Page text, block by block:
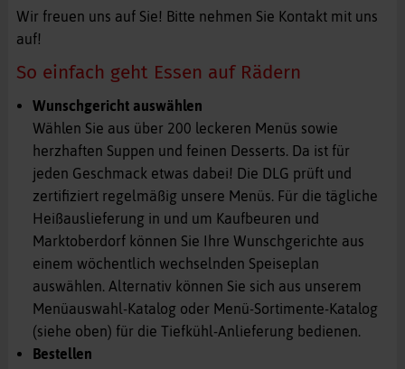
Wir freuen uns auf Sie! Bitte nehmen Sie Kontakt mit uns
auf!
So einfach geht Essen auf Rädern
Wunschgericht auswählen
Wählen Sie aus über 200 leckeren Menüs sowie
herzhaften Suppen und feinen Desserts. Da ist für
jeden Geschmack etwas dabei! Die DLG prüft und
zertifiziert regelmäßig unsere Menüs. Für die tägliche
Heißauslieferung in und um Kaufbeuren und
Marktoberdorf können Sie Ihre Wunschgerichte aus
einem wöchentlich wechselnden Speiseplan
auswählen. Alternativ können Sie sich aus unserem
Menüauswahl-Katalog oder Menü-Sortimente-Katalog
(siehe oben) für die Tiefkühl-Anlieferung bedienen.
Bestellen